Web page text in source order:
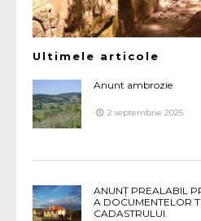
Ultimele articole
Anunt ambrozie
2 septembrie 2025
ANUNȚ PREALABIL
A DOCUMENTELOR
CADASTRULUI.